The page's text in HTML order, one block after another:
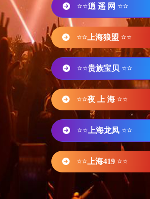
⭐⭐逍 遥 网 ⭐⭐
⭐⭐ 上海狼盟 ⭐⭐
⭐⭐贵族宝贝 ⭐⭐
⭐⭐夜 上 海 ⭐⭐
⭐⭐ 上海龙凤 ⭐⭐
⭐⭐ 上海419 ⭐⭐